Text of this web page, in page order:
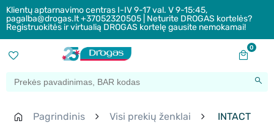
Klientų aptarnavimo centras I-IV 9-17 val. V 9-15:45,
pagalba@drogas.lt +37052320505 | Neturite DROGAS kortelės?
Registruokitės ir virtualią DROGAS kortelę gausite nemokamai!
0
Pagrindinis Visi prekių ženklai INTACT